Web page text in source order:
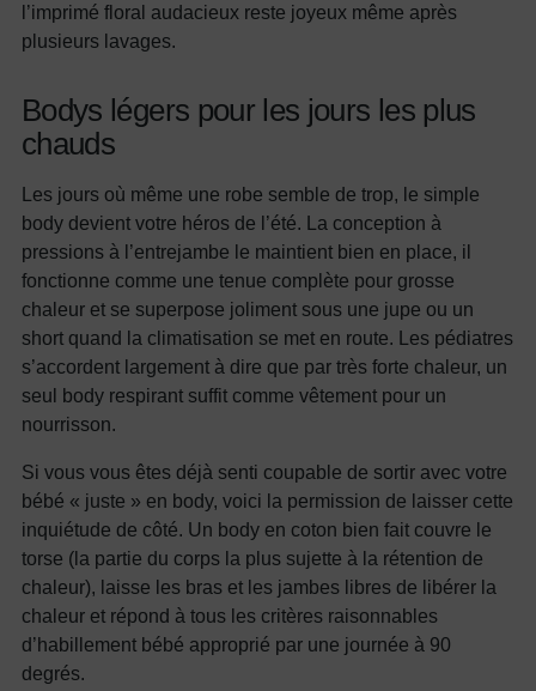
l’imprimé floral audacieux reste joyeux même après
plusieurs lavages.
Bodys légers pour les jours les plus
chauds
Les jours où même une robe semble de trop, le simple
body devient votre héros de l’été. La conception à
pressions à l’entrejambe le maintient bien en place, il
fonctionne comme une tenue complète pour grosse
chaleur et se superpose joliment sous une jupe ou un
short quand la climatisation se met en route. Les pédiatres
s’accordent largement à dire que par très forte chaleur, un
seul body respirant suffit comme vêtement pour un
nourrisson.
Si vous vous êtes déjà senti coupable de sortir avec votre
bébé « juste » en body, voici la permission de laisser cette
inquiétude de côté. Un body en coton bien fait couvre le
torse (la partie du corps la plus sujette à la rétention de
chaleur), laisse les bras et les jambes libres de libérer la
chaleur et répond à tous les critères raisonnables
d’habillement bébé approprié par une journée à 90
degrés.